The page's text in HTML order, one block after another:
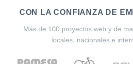
CON LA CONFIANZA DE
Más de 100 proyectos web y de
locales, nacionales e